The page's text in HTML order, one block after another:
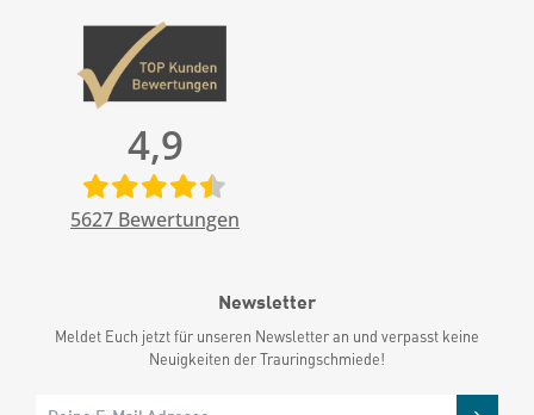
4,9
5627 Bewertungen
Newsletter
Meldet Euch jetzt für unseren Newsletter an und verpasst keine
Neuigkeiten der Trauringschmiede!